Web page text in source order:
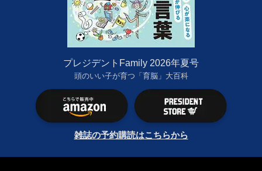
プレジデントFamily 2026年夏号
頭のいい子が育つ「育脳」大百科
雑誌の予約購読はこちらから